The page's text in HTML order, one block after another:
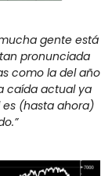
gente está
pronunciada
como la del año
caída actual ya
(hasta ahora)